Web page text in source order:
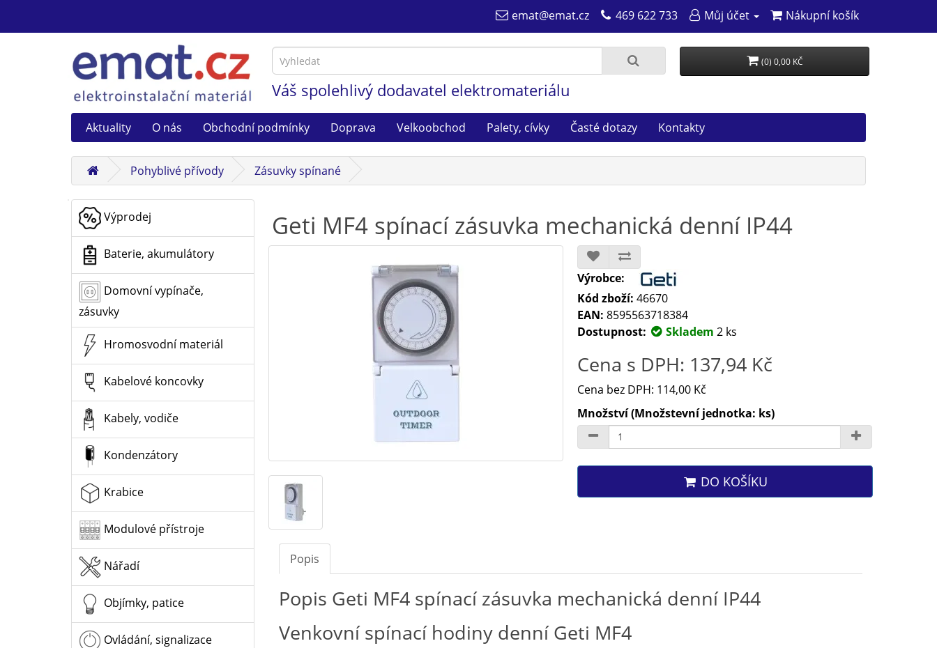
emat@emat.cz 469 622 733 Můj účet Nákupní košík
Váš spolehlivý dodavatel elektromateriálu
(0) 0,00 KČ
Aktuality O nás Obchodní podmínky Doprava Velkoobchod Palety, cívky Časté dotazy Kontakty
Pohyblivé přívody Zásuvky spínané
Výprodej
Baterie, akumulátory
Domovní vypínače,
zásuvky
Hromosvodní materiál
Kabelové koncovky
Kabely, vodiče
Kondenzátory
Krabice
Modulové přístroje
Nářadí
Objímky, patice
Ovládání, signalizace
Geti MF4 spínací zásuvka mechanická denní IP44
Výrobce:
Kód zboží: 46670
EAN: 8595563718384
Dostupnost:
Skladem 2 ks
Cena s DPH: 137,94 Kč
Cena bez DPH: 114,00 Kč
Množství (Množstevní jednotka: ks)
DO KOŠÍKU
Popis
Popis Geti MF4 spínací zásuvka mechanická denní IP44
Venkovní spínací hodiny denní Geti MF4